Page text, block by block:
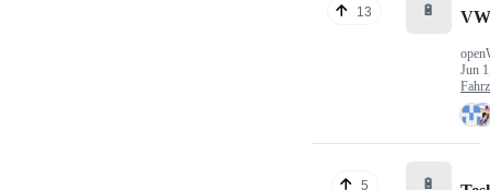
13 🔋
Jun
5 🔋